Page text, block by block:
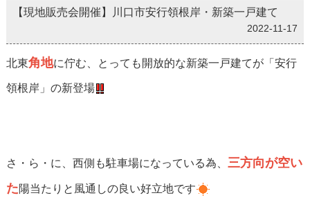
【現地販売会開催】川口市安行領根岸・新築一戸建て
2022-11-17
北東角地に佇む、とっても開放的な新築一戸建てが「安行
領根岸」の新登場
さ・ら・に、西側も駐車場になっている為、 三方向が空い
た陽当たりと風通しの良い好立地です